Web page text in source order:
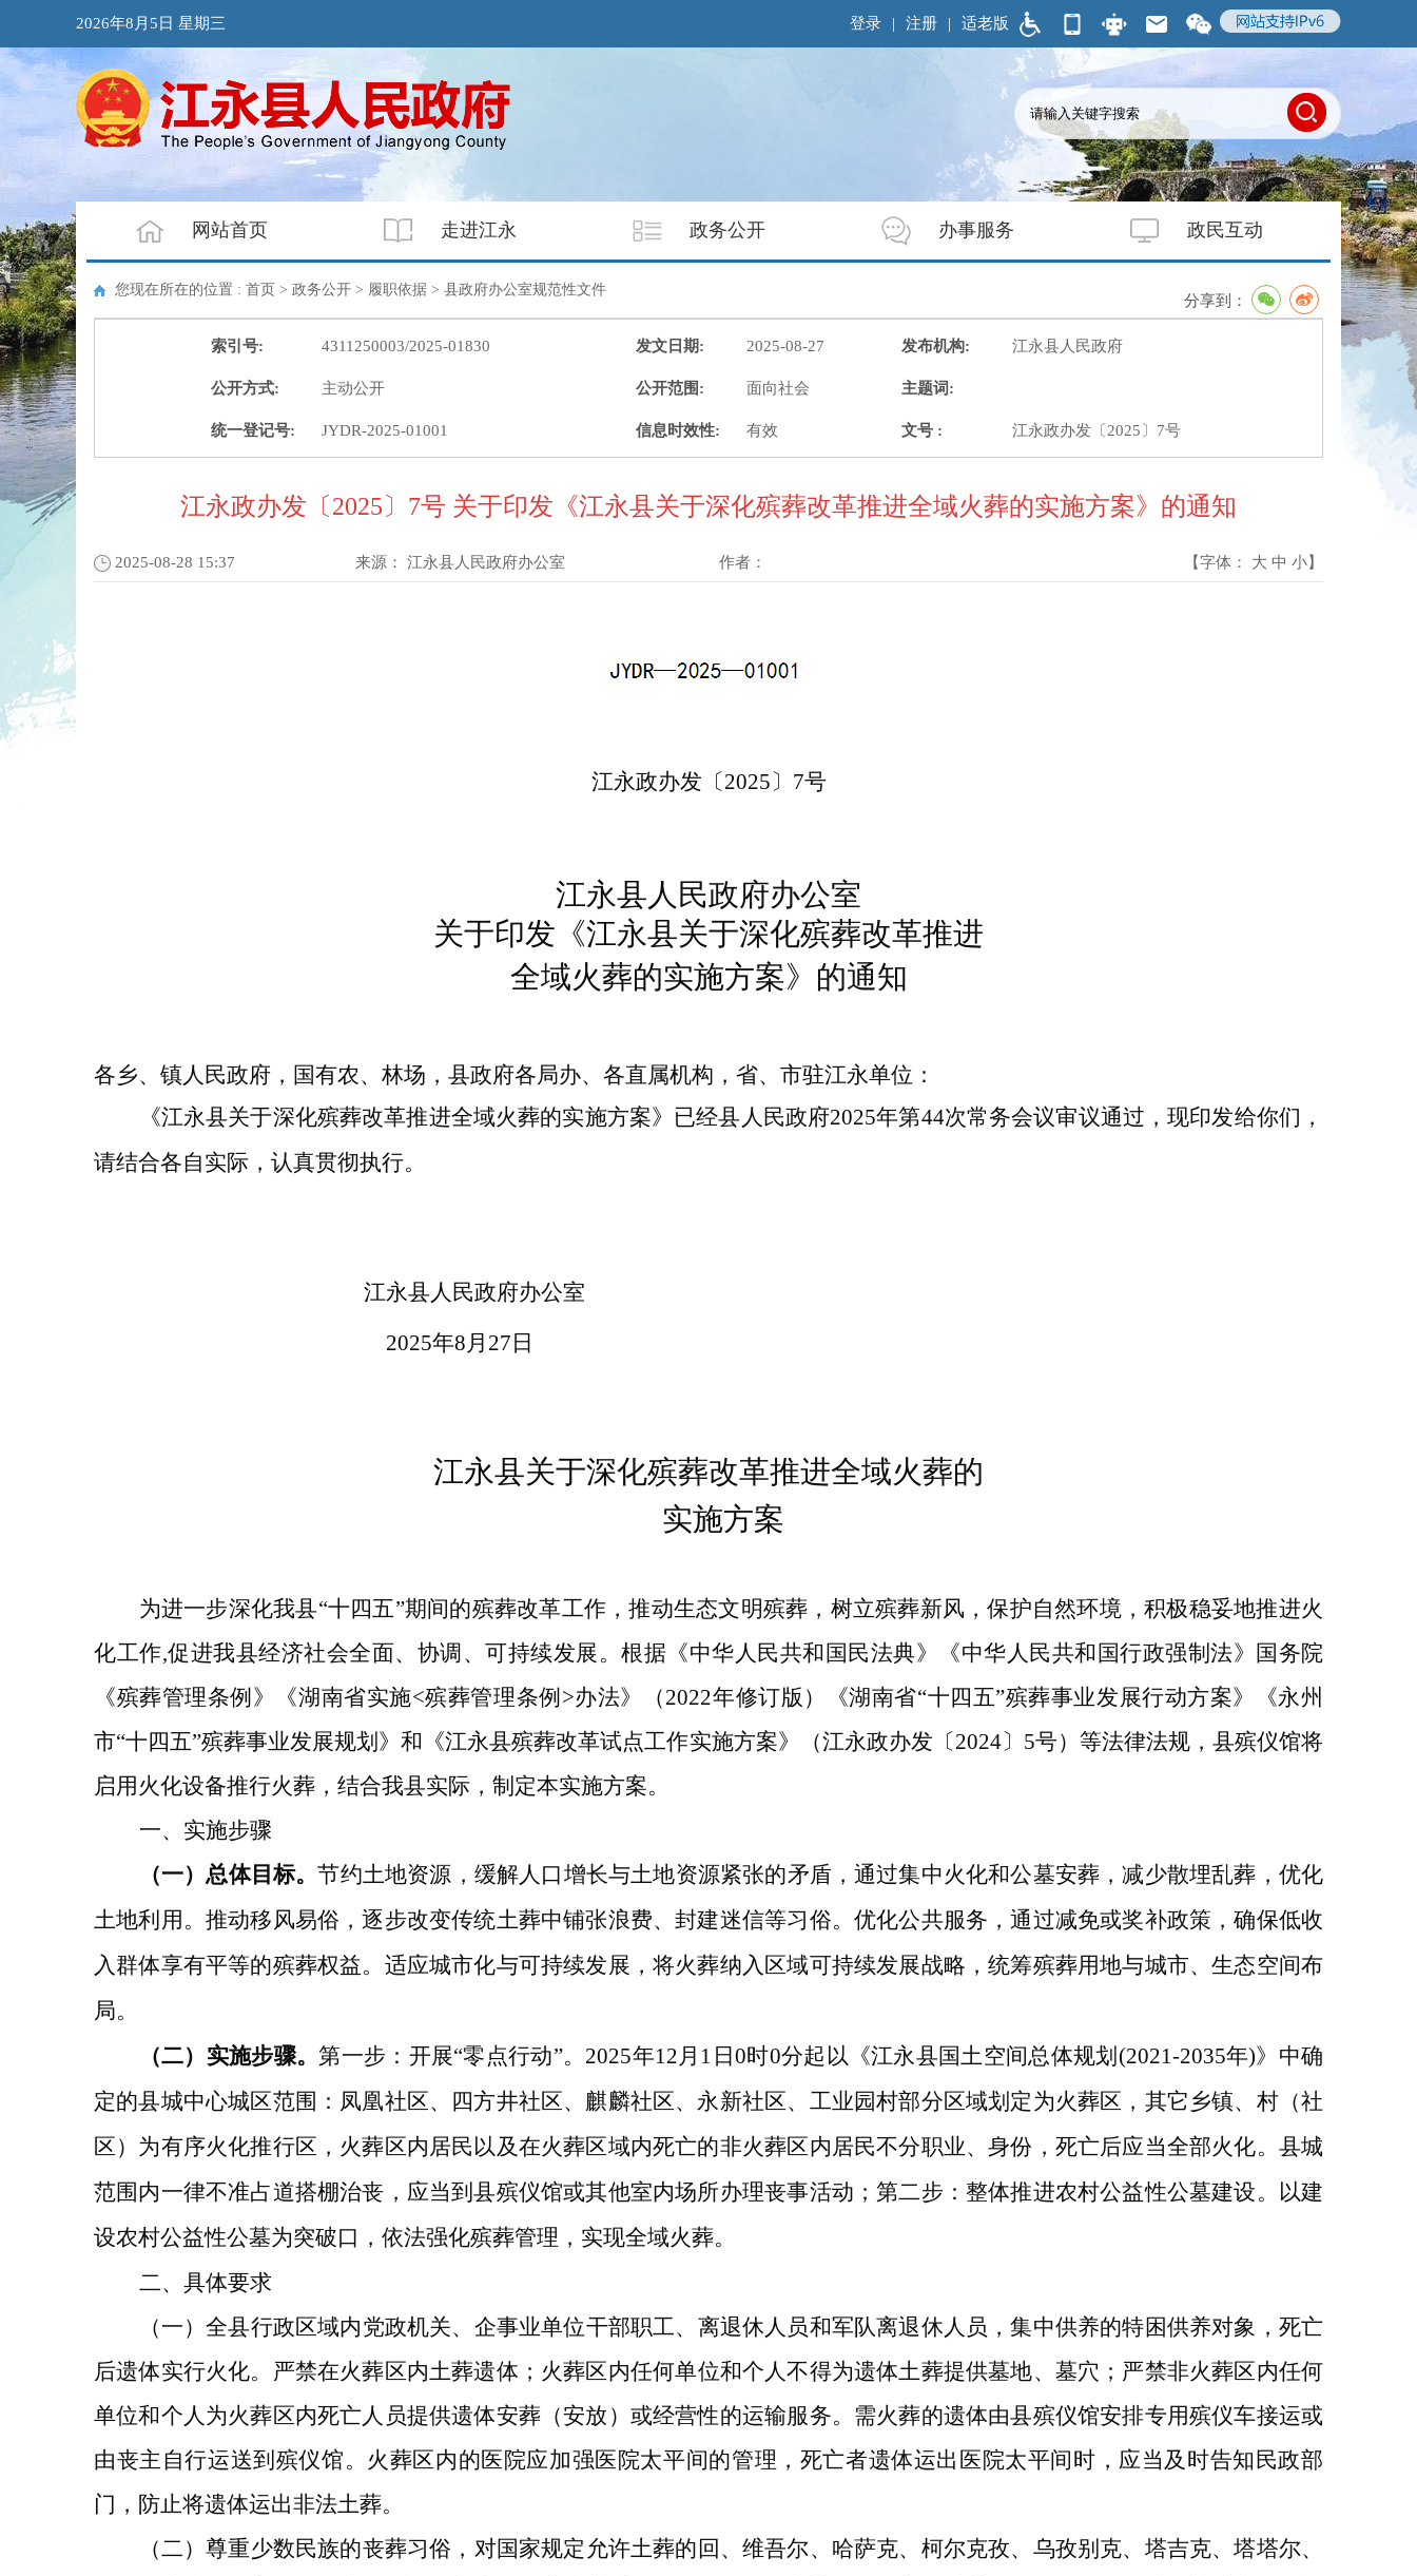
2026年8月5日 星期三 适老版
登录 | 注册 |
网站首页 走进江永 政务公开 办事服务 政民互动
您现在所在的位置 : 首页 > 政务公开 > 履职依据 > 县政府办公室规范性文件
分享到：
索引号: 4311250003/2025-01830 发文日期: 2025-08-27 发布机构: 江永县人民政府
公开方式: 主动公开 公开范围: 面向社会 主题词:
统一登记号: JYDR-2025-01001 信息时效性: 有效 文号 : 江永政办发〔2025〕7号
江永政办发〔2025〕7号 关于印发《江永县关于深化殡葬改革推进全域火葬的实施方案》的通知
2025-08-28 15:37 来源： 江永县人民政府办公室 作者： 【字体： 大 中 小】
江永政办发〔2025〕 7号
江永县人民政府办公室
关于印发《江永县关于深化殡葬改革推进
全域火葬的实施方案》的通知
各乡、镇人民政府，国有农、林场，县政府各局办、各直属机构，省、市驻江永单位：
《江永县关于深化殡葬改革推进全域火葬的实施方案》 已经县人民政府2025年第44次常务会议审议通过，现印发给你们，
请结合各自实际，认真贯彻执行。
江永县人民政府办公室
2025年8月 27 日
江永县关于深化殡葬改革推进全域火葬的
实施方案
为进一步深化我县“十四五”期间的殡葬改革工作，推动生态文明殡葬，树立殡葬新风，保护自然环境，积极稳妥地推进火
化工作,促进我县经济社会全面、协调、可持续发展。 根据《中华人民共和国民法典》《中华人民共和国行政强制法》国务院
《殡葬管理条例》
《湖南省实施<殡葬管理条例>办法》 （2022年修订版）《湖南省“十四五”殡葬事业发展行动方案》《永州
市“十四五”殡葬事业发展规划》和《江永县殡葬改革试点工作实施方案》（江永政办发〔2024〕5号）等法律法规，县殡仪馆将
启用火化设备推行火葬，结合我县实际，制定本实施方案。
一、 实施步骤
（一）总体目标。节约土地资源，缓解人口增长与土地资源紧张的矛盾，通过集中火化和公墓安葬，减少散埋乱葬，优化
土地利用。推动移风易俗，逐步改变传统土葬中铺张浪费、封建迷信等习俗。优化公共服务，通过减免或奖补政策，确保低收
入群体享有平等的殡葬权益。适应城市化与可持续发展，将火葬纳入区域可持续发展战略，统筹殡葬用地与城市、生态空间布
局。
（二）实施步骤。第一步：开展“零点行动”。 2025年12月1日0时0分起以《江永县国土空间总体规划 (2021-2035年)》中确
定的县城中心城区范围：凤凰社区、四方井社区、麒麟社区、永新社区、工业园村部分区域划定为火葬区， 其它乡镇、村（社
区）为有序火化推行区，火葬区内居民以及在火葬区域内死亡的非火葬区内居民不分职业、身份，死亡后应当全部火化。县城
范围内一律不准占道搭棚治丧，应当到县殡仪馆或其他室内场所办理丧事活动；第二步：整体推进农村公益性公墓建设。以建
设农村公益性公墓为突破口，依法强化殡葬管理，实现全域火葬。
二、具体要求
（一）全县行政区域内党政机关、企事业单位干部职工、离退休人员和军队离退休人员，集中供养的特困供养对象，死亡
后遗体实行火化。 严禁在火葬区内土葬遗体；火葬区内任何单位和个人不得为遗体土葬提供墓地、墓穴；严禁非火葬区内任何
单位和个人为火葬区内死亡人员提供遗体安葬（安放）或经营性的运输服务。需火葬的遗体由县殡仪馆安排专用殡仪车接运或
由丧主自行运送到殡仪馆。 火葬区内的医院应加强医院太平间的管理，死亡者遗体运出医院太平间时，应当及时告知民政部
门，防止将遗体运出非法土葬。
（二）尊重少数民族的丧葬习俗，对国家规定允许土葬的回、维吾尔、哈萨克、柯尔克孜、乌孜别克、塔吉克、塔塔尔、